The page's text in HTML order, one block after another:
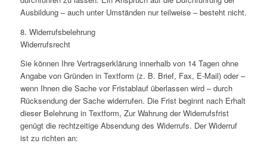
Ausbildung – auch unter Umständen nur teilweise – besteht nicht.
8. Widerrufsbelehrung
Widerrufsrecht
Sie können Ihre Vertragserklärung innerhalb von 14 Tagen ohne
Angabe von Gründen in Textform (z. B. Brief, Fax, E-Mail) oder –
wenn Ihnen die Sache vor Fristablauf überlassen wird – durch
Rücksendung der Sache widerrufen. Die Frist beginnt nach Erhalt
dieser Belehrung in Textform, Zur Wahrung der Widerrufsfrist
genügt die rechtzeitige Absendung des Widerrufs. Der Widerruf
ist zu richten an: